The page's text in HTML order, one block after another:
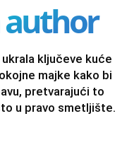
ključeve kuće
majke kako bi
pretvarajući to
u pravo smetljište.